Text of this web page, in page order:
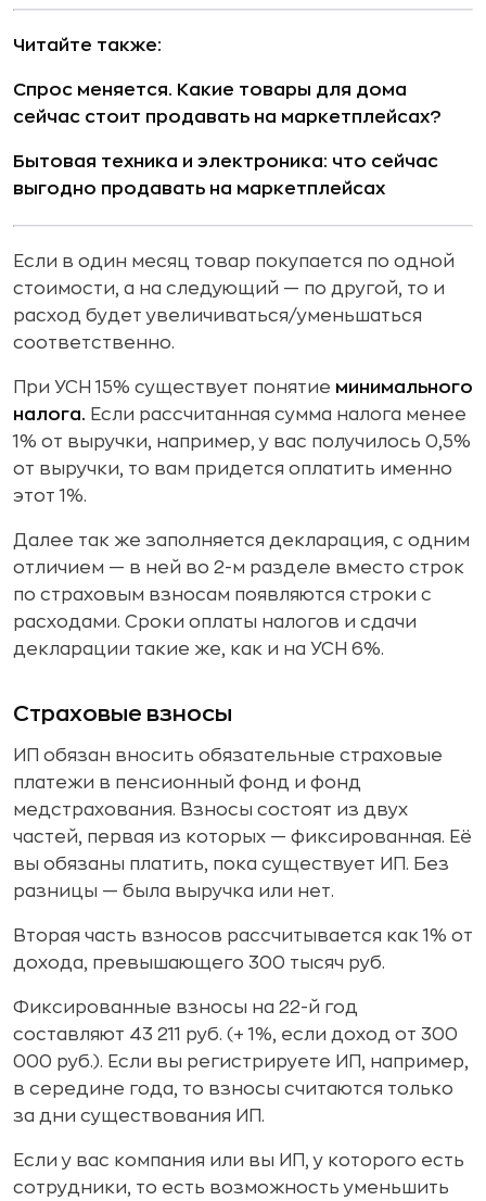
Читайте также:
Спрос меняется. Какие товары для дома
сейчас стоит продавать на маркетплейсах?
Бытовая техника и электроника: что сейчас
выгодно продавать на маркетплейсах
Если в один месяц товар покупается по одной
стоимости, а на следующий — по другой, то и
расход будет увеличиваться/уменьшаться
соответственно.
При УСН 15% существует понятие минимального
налога. Если рассчитанная сумма налога менее
1% от выручки, например, у вас получилось 0,5%
от выручки, то вам придется оплатить именно
этот 1%.
Далее так же заполняется декларация, с одним
отличием — в ней во 2-м разделе вместо строк
по страховым взносам появляются строки с
расходами. Сроки оплаты налогов и сдачи
декларации такие же, как и на УСН 6%.
Страховые взносы
ИП обязан вносить обязательные страховые
платежи в пенсионный фонд и фонд
медстрахования. Взносы состоят из двух
частей, первая из которых — фиксированная. Её
вы обязаны платить, пока существует ИП. Без
разницы — была выручка или нет.
Вторая часть взносов рассчитывается как 1% от
дохода, превышающего 300 тысяч руб.
Фиксированные взносы на 22-й год
составляют 43 211 руб. (+ 1%, если доход от 300
000 руб.). Если вы регистрируете ИП, например,
в середине года, то взносы считаются только
за дни существования ИП.
Если у вас компания или вы ИП, у которого есть
сотрудники, то есть возможность уменьшить